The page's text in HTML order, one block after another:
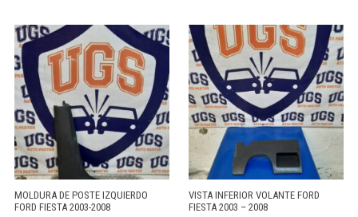
MOLDURA DE POSTE IZQUIERDO
FORD FIESTA 2003-2008
VISTA INFERIOR VOLANTE FORD
FIESTA 2003 – 2008